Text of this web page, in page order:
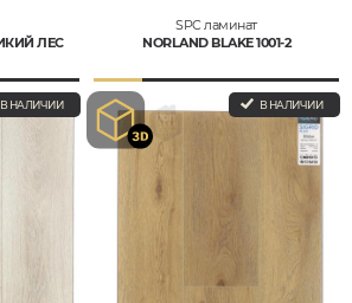
ЛЕС
В НАЛИЧИИ
SPC ламинат
NORLAND BLAKE 1001-2
В НАЛИЧИИ